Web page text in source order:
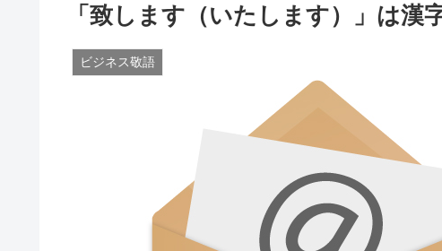
「致します（いたします）」は漢
ビジネス敬語